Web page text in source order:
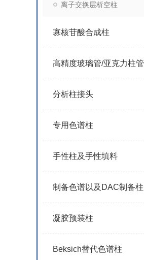
离子交换层析空柱
寡核苷酸合成柱
高精度玻璃管/亚克力柱管
分析柱接头
专用色谱柱
手性柱及手性填料
制备色谱以及DAC制备柱
凝胶预装柱
Beksich替代色谱柱